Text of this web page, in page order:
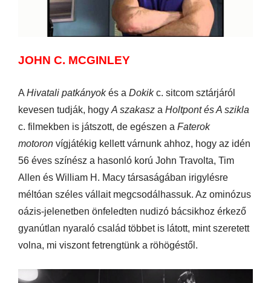
JOHN C. MCGINLEY
A Hivatali patkányokés a Dokikc. sitcom sztárjáról
kevesen tudják, hogy A szakasz a Holtpontés A szikla
c. filmekben is játszott, de egészen a Faterok
motoron vígjátékig kellett várnunk ahhoz, hogy az idén
56 éves színész a hasonló korú John Travolta, Tim
Allen és William H. Macy társaságában irigylésre
méltóan széles vállait megcsodálhassuk. Az ominózus
oázis-jelenetben önfeledten nudizó bácsikhoz érkező
gyanútlan nyaraló család többet is látott, mint szeretett
volna, mi viszont fetrengtünk a röhögéstől.